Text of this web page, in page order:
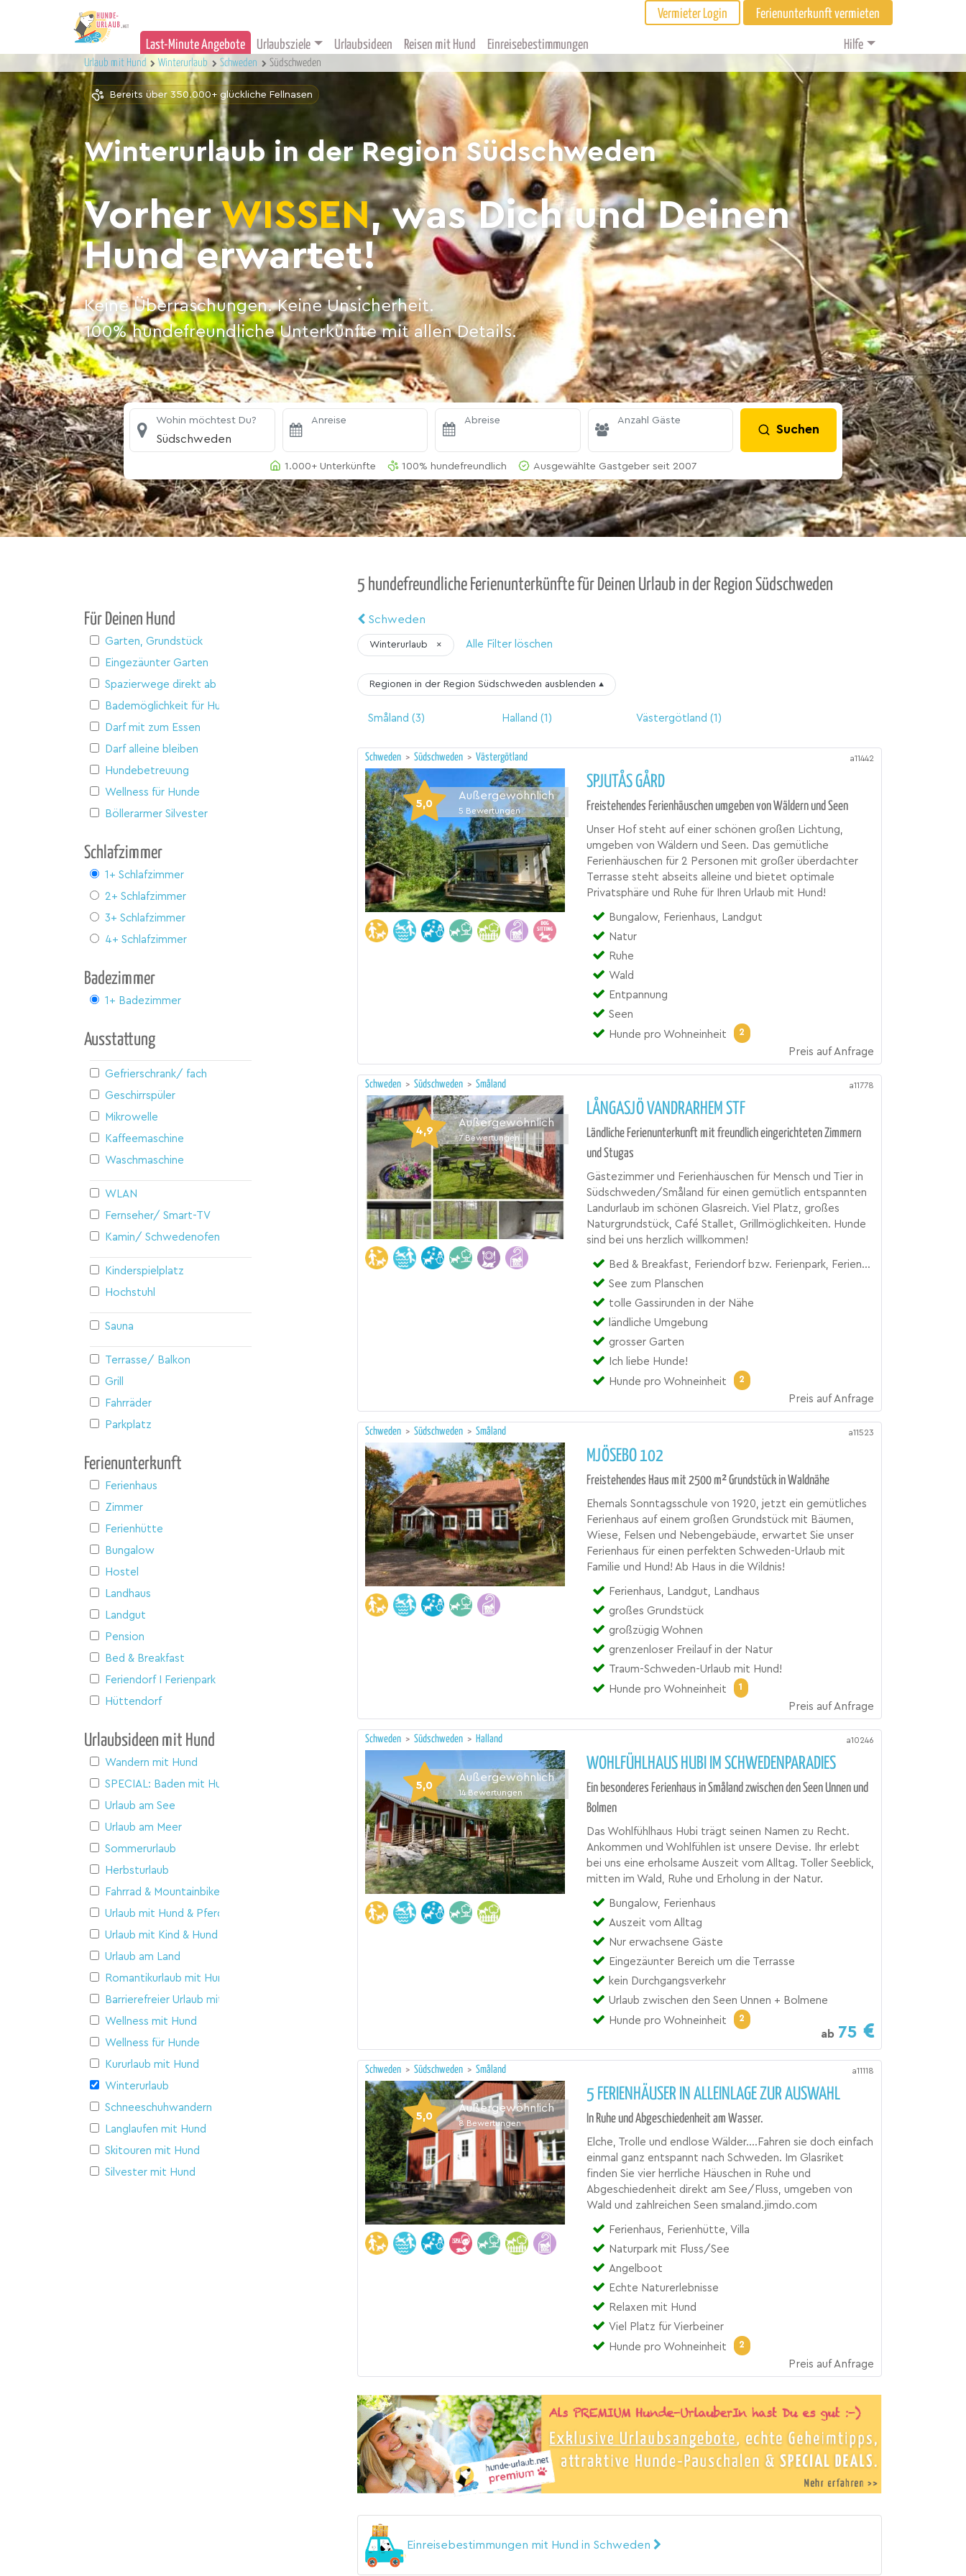
Vermieter Login Ferienunterkunft vermieten
Last-Minute Angebote Urlaubsziele Urlaubsideen Reisen mit Hund Einreisebestimmungen Hilfe
Urlaub mit Hund Winterurlaub Schweden Südschweden
Bereits über 350.000+ glückliche Fellnasen
Winterurlaub in der Region Südschweden
VorherWISSEN, was Dich und Deinen
Hund erwartet!
Keine Überraschungen. Keine Unsicherheit.
100% hundefreundliche Unterkünfte mit allen Details.
Wohin möchtest Du?
Südschweden
Anreise Abreise Anzahl Gäste
Suchen
1.000+ Unterkünfte 100% hundefreundlich Ausgewählte Gastgeber seit 2007
Für Deinen Hund
Garten, Grundstück
Eingezäunter Garten
Spazierwege direkt ab Haus
Bademöglichkeit für Hunde
Darf mit zum Essen
Darf alleine bleiben
Hundebetreuung
Wellness für Hunde
Böllerarmer Silvester
Schlafzimmer
1+ Schlafzimmer
2+ Schlafzimmer
3+ Schlafzimmer
4+ Schlafzimmer
Badezimmer
1+ Badezimmer
Ausstattung
Gefrierschrank/ fach
Geschirrspüler
Mikrowelle
Kaffeemaschine
Waschmaschine
WLAN
Fernseher/ Smart-TV
Kamin/ Schwedenofen
Kinderspielplatz
Hochstuhl
Sauna
Terrasse/ Balkon
Grill
Fahrräder
Parkplatz
Ferienunterkunft
Ferienhaus
Zimmer
Ferienhütte
Bungalow
Hostel
Landhaus
Landgut
Pension
Bed & Breakfast
Feriendorf I Ferienpark
Hüttendorf
Urlaubsideen mit Hund
Wandern mit Hund
SPECIAL: Baden mit Hund
Urlaub am See
Urlaub am Meer
Sommerurlaub
Herbsturlaub
Fahrrad & Mountainbike
Urlaub mit Hund & Pferd
Urlaub mit Kind & Hund
Urlaub am Land
Romantikurlaub mit Hund
Barrierefreier Urlaub mit Hund
Wellness mit Hund
Wellness für Hunde
Kururlaub mit Hund
Winterurlaub
Schneeschuhwandern
Langlaufen mit Hund
Skitouren mit Hund
Silvester mit Hund
5 hundefreundliche Ferienunterkünfte für Deinen Urlaub in der Region Südschweden
Schweden
Winterurlaub × Alle Filter löschen
Regionen in der Region Südschweden ausblenden ▴
Småland (3) Halland (1) Västergötland (1)
Schweden > Südschweden > Västergötland a11442
5,0
Außergewöhnlich
5 Bewertungen
SPJUTÅS GÅRD
Freistehendes Ferienhäuschen umgeben von Wäldern und Seen
Unser Hof steht auf einer schönen großen Lichtung,
umgeben von Wäldern und Seen. Das gemütliche
Ferienhäuschen für 2 Personen mit großer überdachter
Terrasse steht abseits alleine und bietet optimale
Privatsphäre und Ruhe für Ihren Urlaub mit Hund!
Bungalow, Ferienhaus, Landgut
Natur
Ruhe
Wald
Entpannung
Seen
Hunde pro Wohneinheit
2
Preis auf Anfrage
Schweden > Südschweden > Småland a11778
4,9
Außergewöhnlich
7 Bewertungen
LÅNGASJÖ VANDRARHEM STF
Ländliche Ferienunterkunft mit freundlich eingerichteten Zimmern
und Stugas
Gästezimmer und Ferienhäuschen für Mensch und Tier in
Südschweden/Småland für einen gemütlich entspannten
Landurlaub im schönen Glasreich. Viel Platz, großes
Naturgrundstück, Café Stallet, Grillmöglichkeiten. Hunde
sind bei uns herzlich willkommen!
Bed & Breakfast, Feriendorf bzw. Ferienpark, Ferienhaus, Ferienhütte, Hostel, Hüttendorf, Pension, Zimmer
See zum Planschen
tolle Gassirunden in der Nähe
ländliche Umgebung
grosser Garten
Ich liebe Hunde!
Hunde pro Wohneinheit
2
Preis auf Anfrage
Schweden > Südschweden > Småland a11523
MJÖSEBO 102
Freistehendes Haus mit 2500 m² Grundstück in Waldnähe
Ehemals Sonntagsschule von 1920, jetzt ein gemütliches
Ferienhaus auf einem großen Grundstück mit Bäumen,
Wiese, Felsen und Nebengebäude, erwartet Sie unser
Ferienhaus für einen perfekten Schweden-Urlaub mit
Familie und Hund! Ab Haus in die Wildnis!
Ferienhaus, Landgut, Landhaus
großes Grundstück
großzügig Wohnen
grenzenloser Freilauf in der Natur
Traum-Schweden-Urlaub mit Hund!
Hunde pro Wohneinheit
1
Preis auf Anfrage
Schweden > Südschweden > Halland a10246
5,0
Außergewöhnlich
14 Bewertungen
WOHLFÜHLHAUS HUBI IM SCHWEDENPARADIES
Ein besonderes Ferienhaus in Småland zwischen den Seen Unnen und
Bolmen
Das Wohlfühlhaus Hubi trägt seinen Namen zu Recht.
Ankommen und Wohlfühlen ist unsere Devise. Ihr erlebt
bei uns eine erholsame Auszeit vom Alltag. Toller Seeblick,
mitten im Wald, Ruhe und Erholung in der Natur.
Bungalow, Ferienhaus
Auszeit vom Alltag
Nur erwachsene Gäste
Eingezäunter Bereich um die Terrasse
kein Durchgangsverkehr
Urlaub zwischen den Seen Unnen + Bolmene
Hunde pro Wohneinheit
2
ab 75
Schweden > Südschweden > Småland a11118
5,0
Außergewöhnlich
8 Bewertungen
5 FERIENHÄUSER IN ALLEINLAGE ZUR AUSWAHL
In Ruhe und Abgeschiedenheit am Wasser.
Elche, Trolle und endlose Wälder....Fahren sie doch einfach
einmal ganz entspannt nach Schweden. Im Glasriket
finden Sie vier herrliche Häuschen in Ruhe und
Abgeschiedenheit direkt am See/Fluss, umgeben von
Wald und zahlreichen Seen smaland.jimdo.com
Ferienhaus, Ferienhütte, Villa
Naturpark mit Fluss/See
Angelboot
Echte Naturerlebnisse
Relaxen mit Hund
Viel Platz für Vierbeiner
Hunde pro Wohneinheit
2
Preis auf Anfrage
Einreisebestimmungen mit Hund in Schweden